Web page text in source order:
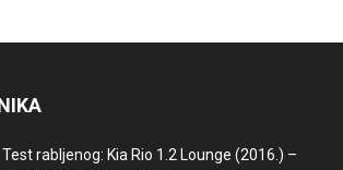
Test rabljenog: Kia Rio 1.2 Lounge (2016.) –